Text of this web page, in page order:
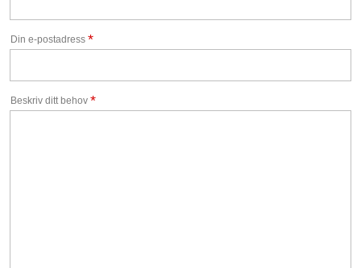
Din e-postadress *
Beskriv ditt behov *